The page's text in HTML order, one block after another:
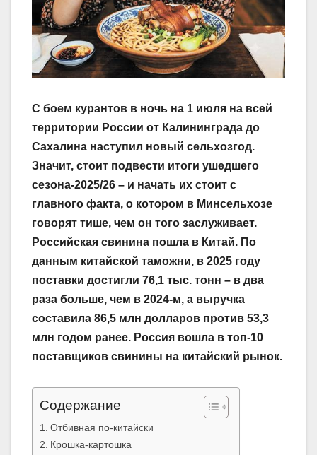
С боем курантов в ночь на 1 июля на всей
территории России от Калининграда до
Сахалина наступил новый сельхозгод.
Значит, стоит подвести итоги ушедшего
сезона‑2025/26 – и начать их стоит с
главного факта, о котором в Минсельхозе
говорят тише, чем он того заслуживает.
Российская свинина пошла в Китай. По
данным китайской таможни, в 2025 году
поставки достигли 76,1 тыс. тонн – в два
раза больше, чем в 2024-м, а выручка
составила 86,5 млн долларов против 53,3
млн годом ранее. Россия вошла в топ‑10
поставщиков свинины на китайский рынок.
Содержание
Отбивная по-китайски
Крошка-картошка